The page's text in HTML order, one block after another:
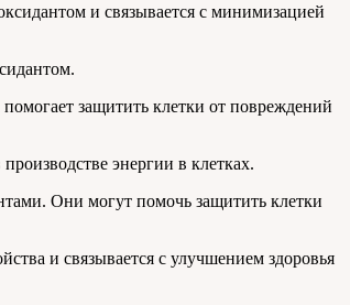
и связывается с минимизацией
защитить клетки от повреждений
энергии в клетках.
Они могут помочь защитить клетки
и связывается с улучшением здоровья